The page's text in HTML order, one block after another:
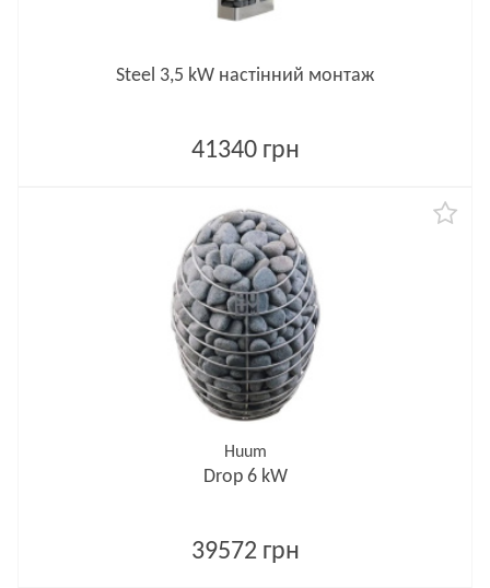
Steel 3,5 kW настінний монтаж
41340 грн
Huum
Drop 6 kW
39572 грн